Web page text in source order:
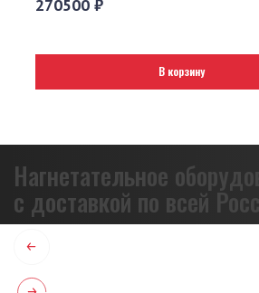
270500 ₽
В корзину
Нагнетательное
с доставкой по всей